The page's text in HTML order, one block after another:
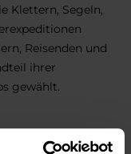
Klettern, Segeln,
Reisenden und
ihrer
gewählt.